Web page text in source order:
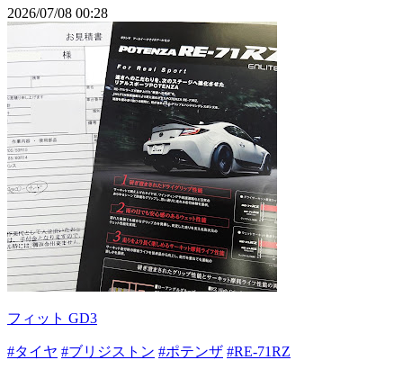
2026/07/08 00:28
フィット GD3
#タイヤ #ブリジストン #ポテンザ #RE-71RZ